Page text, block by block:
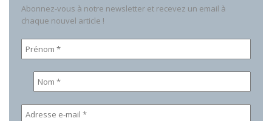
Abonnez-vous à notre newsletter et recevez un email à
chaque nouvel article !